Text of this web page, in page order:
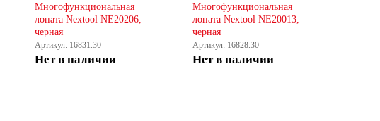
Многофункциональная
лопата Nextool NE20206,
черная
Артикул: 16831.30
Нет в наличии
Многофункциональная
лопата Nextool NE20013,
черная
Артикул: 16828.30
Нет в наличии